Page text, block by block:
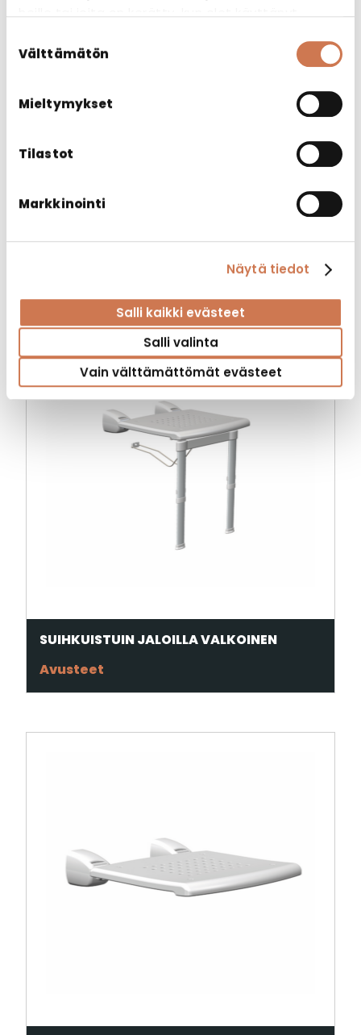
valinta
Välttämätön
Mieltymykset
Tilastot
Markkinointi
Näytä tiedot
Salli kaikki evästeet
Salli valinta
Vain välttämättömät evästeet
SUIHKUISTUIN JALOILLA VALKOINEN
Avusteet